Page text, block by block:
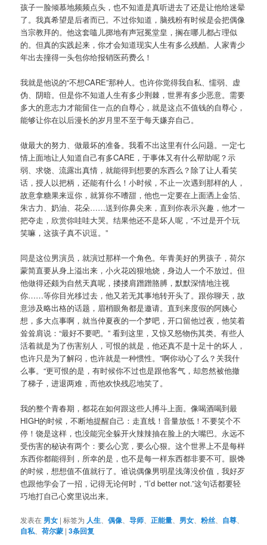
孩子一脸倾慕地频频点头，也不知道是真听进去了还是让他给迷晕
了。我真希望是后者而已。不过你知道，脑残粉有时候是会把偶像
当宗教拜的。他这套嗑儿掷地有声冠冕堂皇，搁在哪儿都占理似
的。但真的实践起来，你才会知道现实人生有多么残酷。人家青少
年出去撞得一头包你给报销医药费么！
我就是他说的“不想CARE”那种人。也许你觉得我自私、懦弱、虚
伪、阴暗。但是你不知道人生有多少荆棘，世界有多少恶意。需要
多大的意志力才能留住一点的自尊心，就是这点不值钱的自尊心，
能够让你在以后漫长的岁月里不至于每天嫌弃自己。
做最大的努力、做最坏的准备。我看不出这里有什么问题。一定七
情上面地让人知道自己有多CARE，于事体又有什么帮助呢？示
弱、求饶、流露出真情，就能得到想要的东西么？除了让人看笑
话，授人以把柄，还能有什么！小时候，不止一次遇到那样的人，
故意拿糖果来逗你，就算你不嗜甜，他也一定要在上面洒上金箔、
朱古力、奶油、花朵……送到你鼻尖来，直到你表示兴趣，他才一
把夺走，欣赏你哇哇大哭。结果他还不是坏人呢，“不过是开个玩
笑嘛，这孩子真不识逗。”
同是这位男演员，就演过那样一个角色。年青美好的男孩子，荷尔
蒙简直要从身上溢出来，小火花凶狠地烧，身边人一个不放过。但
他做得还颇为自然天真呢，搂搂肩蹭蹭胳膊，默默深情地注视
你……等你目光移过去，他又若无其事地转开头了。跟你聊天，故
意涉及略出格的话题，眉梢眼角都是邀请。直到来度假的阿姨心
想，多大点事啊，就当仲夏夜的一个梦吧，开口留他过夜，他笑着
耸耸肩说：“最好不要吧。” 看到这里，又惊又怒物伤其类。有些人
活着就是为了伤害别人，可恨的就是，他还真不是十足十的坏人，
也许只是为了解闷，也许就是一种惯性。”啊你动心了么？关我什
么事。“更可恨的是，有时候你不过也是跟他客气，却忽然被他撤
了梯子，进退两难，而他欢快残忍地笑了。
我的整个青春期，都花在如何跟这些人搏斗上面。像喝酒喝到最
HIGH的时候，不断地提醒自己：走直线！音量放低！不要笑个不
停！饶是这样，也没能完全躲开火辣辣抽在脸上的大嘴巴。永远不
受伤害的秘诀有两个：要么心宽，要么心狠。这个世界上不是每样
东西你都能得到，所幸的是，也不是每一样东西都非要不可。眼馋
的时候，想想值不值就行了。谁说偶像男明星浅薄没价值，我好歹
也跟他学会了一招，记得无论何时，”I’d better not.”这句话都要轻
巧地打自己心窝里说出来。
发表在 男女 |标签为 人生 、偶像 、导师 、正能量 男女 、粉丝 自尊
自私 、荷尔蒙 |3条回复